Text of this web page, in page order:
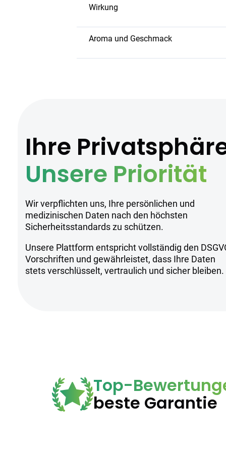
Linderung chronischer Schmerzen
Wirkung
Diese Sorte bietet eine starke
für den abendlichen Gebrauch.
Aroma und Geschmack
Aroma: Würzig, erdig mit
Pedanios ist bekannt für seine
Qualitätsauflagen produziert
Nur unter ärztlicher Aufsicht
Nicht für Anfänger oder Personen
Ihre
Unsere Priorität
Wir verpflichten uns, Ihre persönlichen und
medizinischen Daten nach den höchsten
Sicherheitsstandards zu schützen.
Unsere Plattform entspricht vollständig den
Vorschriften und gewährleistet, dass Ihre Daten
stets verschlüsselt, vertraulich und sicher bleiben.
Top-
beste Garantie